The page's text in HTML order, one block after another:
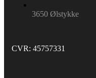
3650 Ølstykke
CVR: 45757331